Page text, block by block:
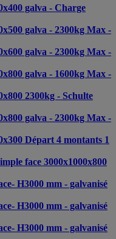
galva - Charge
galva - 2300kg Max -
galva - 2300kg Max -
galva - 1600kg Max -
2300kg - Schulte
galva - 2300kg Max -
Départ 4 montants 1
face 3000x1000x800
H3000 mm - galvanisé
H3000 mm - galvanisé
H3000 mm - galvanisé